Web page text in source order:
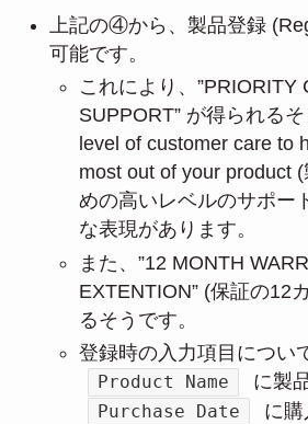
上記の④から、製品登録
可能です。
これにより、”PRIORITY
SUPPORT” が得られる
level of customer care to
most out of your product
めの高いレベルのサポー
な表現があります。
また、”12 MONTH
EXTENTION” (保証の12
るそうです。
登録時の入力項目につい
Product Name に製
Purchase Date に購